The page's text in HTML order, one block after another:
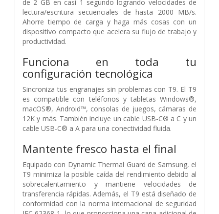
de 2 GB en casi 1 segundo logrando velocidades de
lectura/escritura secuenciales de hasta 2000 MB/s.
Ahorre tiempo de carga y haga más cosas con un
dispositivo compacto que acelera su flujo de trabajo y
productividad.
Funciona en toda tu
configuración tecnológica
Sincroniza tus engranajes sin problemas con T9. El T9
es compatible con teléfonos y tabletas Windows®,
macOS®, Android™, consolas de juegos, cámaras de
12K y más. También incluye un cable USB-C® a C y un
cable USB-C® a A para una conectividad fluida.
Mantente fresco hasta el final
Equipado con Dynamic Thermal Guard de Samsung, el
T9 minimiza la posible caída del rendimiento debido al
sobrecalentamiento y mantiene velocidades de
transferencia rápidas. Además, el T9 está diseñado de
conformidad con la norma internacional de seguridad